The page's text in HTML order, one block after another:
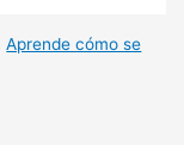
Aprende cómo se